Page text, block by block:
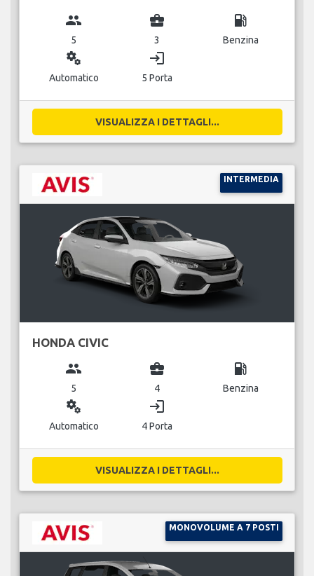
group
5
business_center
3
local_gas_station
Benzina
miscellaneous_services
Automatico
login
5 Porta
VISUALIZZA I DETTAGLI...
INTERMEDIA
HONDA CIVIC
group
5
business_center
4
local_gas_station
Benzina
miscellaneous_services
Automatico
login
4 Porta
VISUALIZZA I DETTAGLI...
MONOVOLUME A 7 POSTI